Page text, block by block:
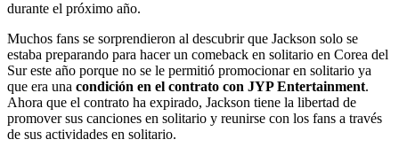
durante el próximo año.
Muchos fans se sorprendieron al descubrir que Jackson solo se
estaba preparando para hacer un comeback en solitario en Corea del
Sur este año porque no se le permitió promocionar en solitario ya
que era una condición en el contrato con JYP Entertainment.
Ahora que el contrato ha expirado, Jackson tiene la libertad de
promover sus canciones en solitario y reunirse con los fans a través
de sus actividades en solitario.